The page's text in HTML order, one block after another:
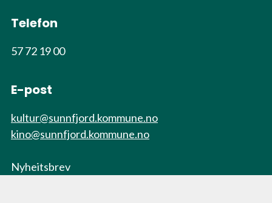
Telefon
57 72 19 00
E-post
kultur@sunnfjord.kommune.no
kino@sunnfjord.kommune.no
Nyheitsbrev